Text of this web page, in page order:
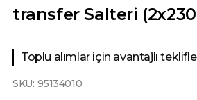
transfer Salteri
Toplu alımlar için avantajlı
SKU: 95134010